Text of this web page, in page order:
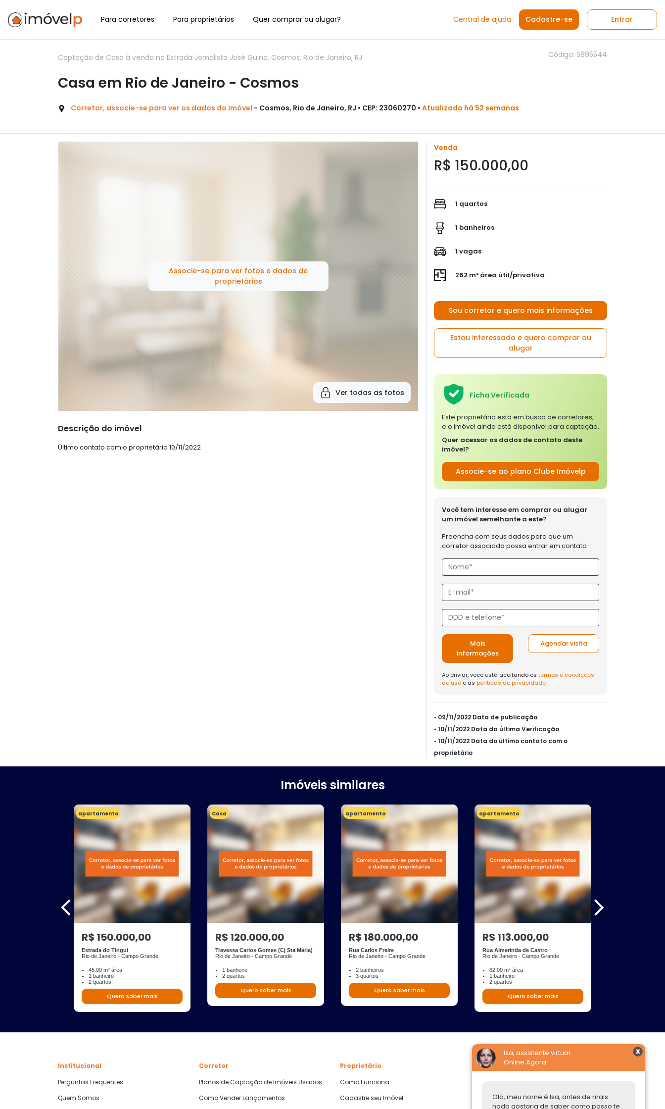
Para corretores Para proprietários Quer comprar ou alugar? Central de ajuda Cadastre-se Entrar
Captação de Casa à venda na Estrada Jornalista José Guina, Cosmos, Rio de Janeiro, RJ Código: S895544
Casa em Rio de Janeiro - Cosmos
Corretor, associe-se para ver os dados do imóvel - Cosmos, Rio de Janeiro, RJ • CEP: 23060270 • Atualizado há 52 semanas
Associe-se para ver fotos e dados de
proprietários
Ver todas as fotos
Descrição do imóvel
Último contato com o proprietário 10/11/2022
Venda
R$ 150.000,00
1 quartos
1 banheiros
1 vagas
262 m² área útil/privativa
Sou corretor e quero mais informações
Estou interessado e quero comprar ou
alugar
Ficha Verificada
Este proprietário está em busca de corretores,
e o imóvel ainda está disponível para captação.
Quer acessar os dados de contato deste
imóvel?
Associe-se ao plano Clube Imóvelp
Você tem interesse em comprar ou alugar
um imóvel semelhante a este?
Preencha com seus dados para que um
corretor associado possa entrar em contato
Mais
informações
Agendar visita
Ao enviar, você está aceitando os termos e condições
de uso e as políticas de privacidade
• 09/11/2022 Data de publicação
• 10/11/2022 Data da última Verificação
• 10/11/2022 Data do último contato com o
proprietário
Imóveis similares
apartamento
R$ 150.000,00
Estrada do Tingui
Rio de Janeiro - Campo Grande
45.00 m² área
1 banheiro
2 quartos
Quero saber mais
Casa
R$ 120.000,00
Travessa Carlos Gomes (Cj Sta Maria)
Rio de Janeiro - Campo Grande
1 banheiro
2 quartos
Quero saber mais
apartamento
R$ 180.000,00
Rua Carlos Freire
Rio de Janeiro - Campo Grande
2 banheiros
3 quartos
Quero saber mais
apartamento
R$ 113.000,00
Rua Almerinda de Castro
Rio de Janeiro - Campo Grande
62.00 m² área
1 banheiro
2 quartos
Quero saber mais
Isa, assistente virtual
Online Agora
Olá, meu nome é Isa, antes de mais
nada gostaria de saber como posso te
Institucional
Perguntas Frequentes
Quem Somos
Corretor
Planos de Captação de Imóveis Usados
Como Vender Lançamentos
Proprietário
Como Funciona
Cadastre seu Imóvel
Construtoras
Comprar ou alugar